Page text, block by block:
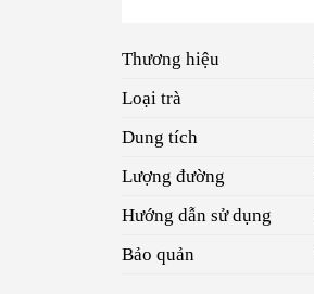
Thương hiệu
Loại trà
Dung tích
Lượng đường
Hướng dẫn sử dụng
Bảo quản